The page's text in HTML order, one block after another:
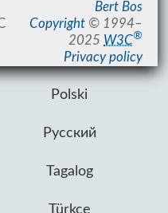
Bert Bos
Copyright © 1994–
2025 W3C®
Privacy policy
Polski
Русский
Tagalog
Türkçe